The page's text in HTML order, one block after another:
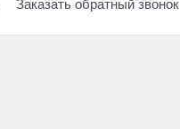
Заказать обратный звонок